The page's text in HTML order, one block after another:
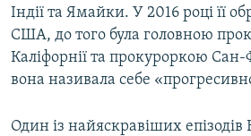
Індії та Ямайки. У 2016 році її
США, до того була головною
Каліфорнії та прокуроркою
вона називала себе
Один із найяскравіших епізодів